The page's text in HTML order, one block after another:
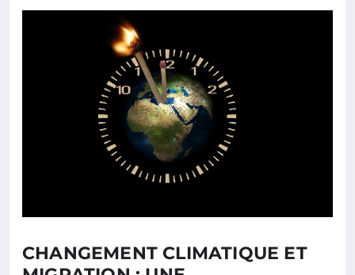
CHANGEMENT CLIMATIQUE ET